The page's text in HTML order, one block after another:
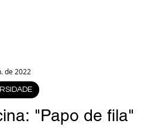
"Papo de fila"
de 2022